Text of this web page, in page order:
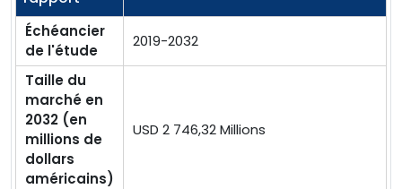
Échéancier
de l'étude
2019-2032
Taille du
marché en
2032 (en
millions de
dollars
américains)
USD 2 746,32 Millions